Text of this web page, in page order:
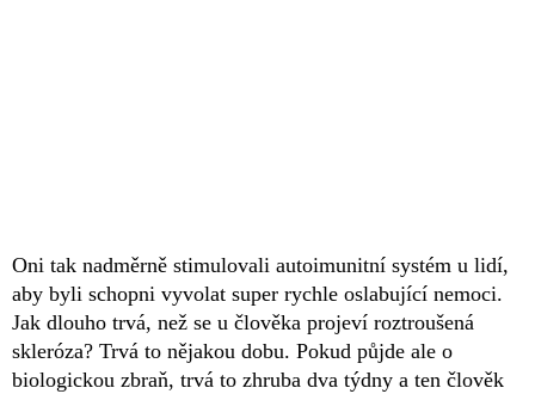
Oni tak nadměrně stimulovali autoimunitní systém u lidí,
aby byli schopni vyvolat super rychle oslabující nemoci.
Jak dlouho trvá, než se u člověka projeví roztroušená
skleróza? Trvá to nějakou dobu. Pokud půjde ale o
biologickou zbraň, trvá to zhruba dva týdny a ten člověk